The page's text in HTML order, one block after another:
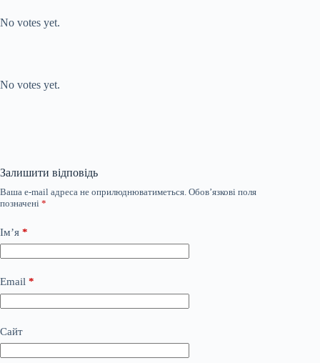
No votes yet.
No votes yet.
Залишити відповідь
Ваша e-mail адреса не оприлюднюватиметься. Обов’язкові поля
позначені *
Ім’я *
Email *
Сайт